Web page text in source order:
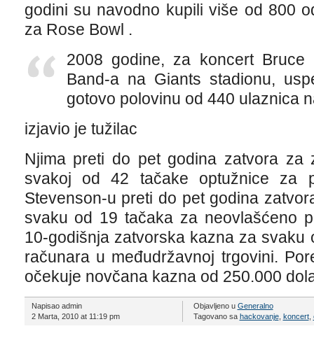
godini su navodno kupili više od 800
za Rose Bowl .
2008 godine, za koncert
Band-a na Giants stadionu,
gotovo polovinu od 440 ulaznica
izjavio je tužilac
Njima preti do pet godina zatvora
svakoj od 42 tačake optužnice za
Stevenson-u preti do pet godina
svaku od 19 tačaka za neovlašćeno
10-godišnja zatvorska kazna za svaku
računara u međudržavnoj trgovini.
očekuje novčana kazna od 250.000
Napisao admin
2 Marta, 2010 at 11:19 pm
Objavljeno u Generalno
Tagovano sa hackovanje, koncert,